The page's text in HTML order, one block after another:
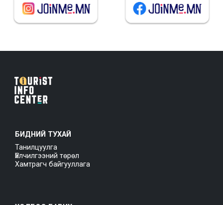
БИДНИЙ ТУХАЙ
Танилцуулга
Үйлчилгээний төрөл
Хамтрагч байгууллага